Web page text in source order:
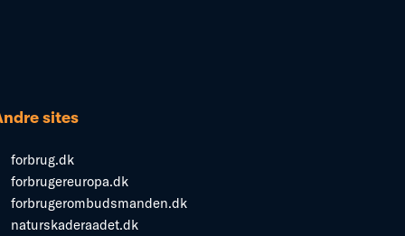
sites
forbrug.dk
forbrugereuropa.dk
forbrugerombudsmanden.dk
naturskaderaadet.dk